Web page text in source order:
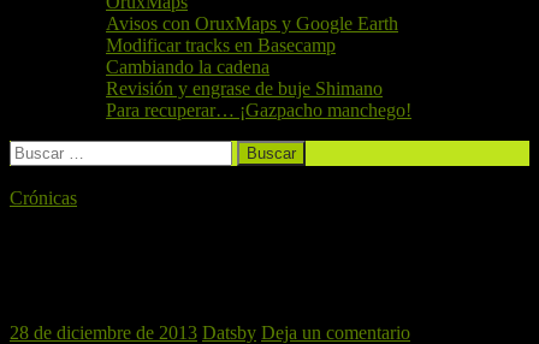
Avisos con OruxMaps y Google Earth
Modificar tracks en Basecamp
Cambiando la cadena
Revisión y engrase de buje Shimano
Para recuperar… ¡Gazpacho manchego!
Buscar:
Crónicas
28 de diciembre de 2013 Datsby Deja un comentario